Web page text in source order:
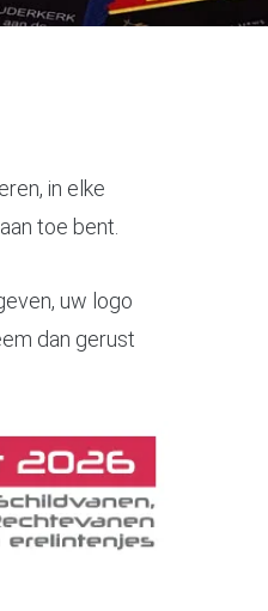
in elke
toe bent.
uw logo
dan gerust